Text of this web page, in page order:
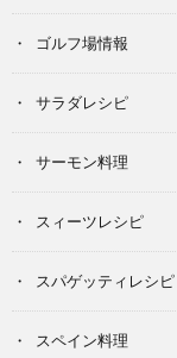
ゴルフ場情報
サラダレシピ
サーモン料理
スィーツレシピ
スパゲッティレシピ
スペイン料理